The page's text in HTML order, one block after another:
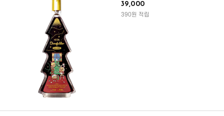
39,000
390원 적립